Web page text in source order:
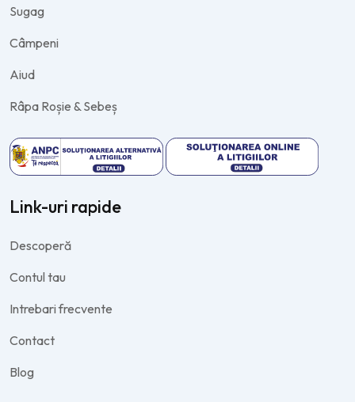
Sugag
Câmpeni
Aiud
Râpa Roșie & Sebeș
Link-uri rapide
Descoperă
Contul tau
Intrebari frecvente
Contact
Blog